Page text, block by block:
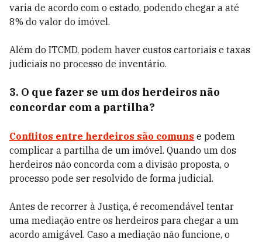
varia de acordo com o estado, podendo chegar a até
8% do valor do imóvel.
Além do ITCMD, podem haver custos cartoriais e taxas
judiciais no processo de inventário.
3. O que fazer se um dos herdeiros não
concordar com a partilha?
Conflitos entre herdeiros são comuns e podem
complicar a partilha de um imóvel. Quando um dos
herdeiros não concorda com a divisão proposta, o
processo pode ser resolvido de forma judicial.
Antes de recorrer à Justiça, é recomendável tentar
uma mediação entre os herdeiros para chegar a um
acordo amigável. Caso a mediação não funcione, o